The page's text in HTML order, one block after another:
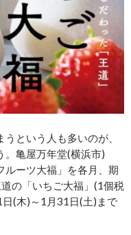
という人も多いのが、
。亀屋万年堂(横浜市)
ルーツ大福」を各月、期
の「いちご大福」(1個税
(木)～1月31日(土)まで